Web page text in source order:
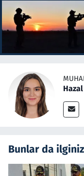
Bunlar da